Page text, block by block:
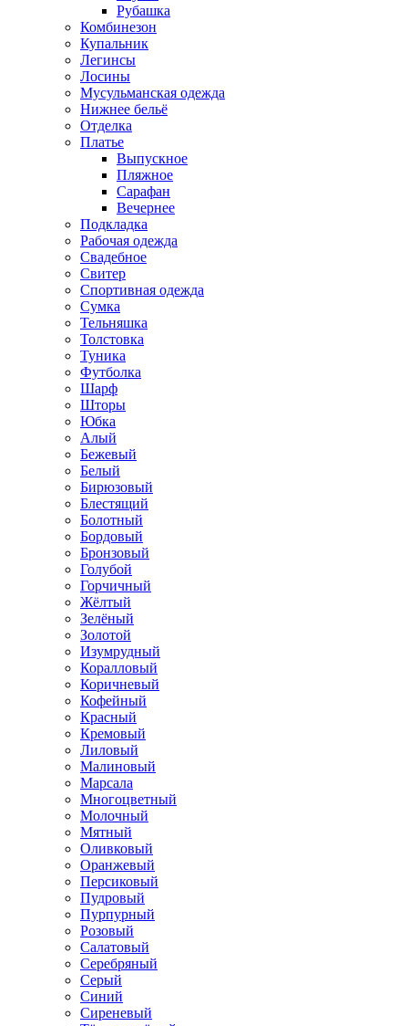
Рубашка
Комбинезон
Купальник
Легинсы
Лосины
Мусульманская одежда
Нижнее бельё
Отделка
Платье
Выпускное
Пляжное
Сарафан
Вечернее
Подкладка
Рабочая одежда
Свадебное
Свитер
Спортивная одежда
Сумка
Тельняшка
Толстовка
Туника
Футболка
Шарф
Шторы
Юбка
Алый
Бежевый
Белый
Бирюзовый
Блестящий
Болотный
Бордовый
Бронзовый
Голубой
Горчичный
Жёлтый
Зелёный
Золотой
Изумрудный
Коралловый
Коричневый
Кофейный
Красный
Кремовый
Лиловый
Малиновый
Марсала
Многоцветный
Молочный
Мятный
Оливковый
Оранжевый
Персиковый
Пудровый
Пурпурный
Розовый
Салатовый
Серебряный
Серый
Синий
Сиреневый